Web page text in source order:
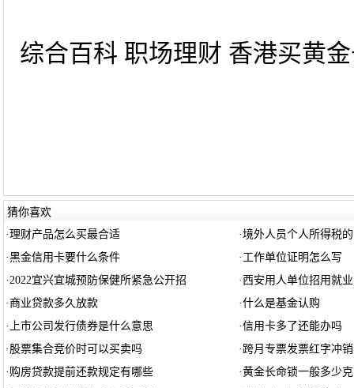
综合百科 职场理财 香港买黄
猜你喜欢
·理财产品怎么买最合适 ·境外人员个人所得税
·黑金信用卡要什么条件 · 工作单位证明怎么写
·2022宜兴宜城预防保健所紧急公开招 · 西安用人单位招用就
·商业贷款多久放款 ·什么是基金认购
· 上市公司发行债券是什么意思 ·信用卡多了还能办吗
· 股票集合竞价时可以买卖吗 · 跨月专票发票红字冲
· 购房贷款提前还款规定有哪些 ·黄金长命锁一般多少克